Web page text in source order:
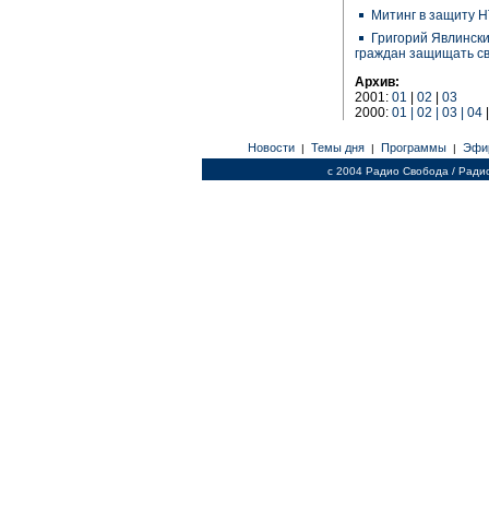
Митинг в защиту
Григорий
граждан защищать
Архив:
2001: 01 02
03
2000: 01 | 02 | 03 | 04
Новости | Темы дня | Программы |
c 2004 Радио Свобода /